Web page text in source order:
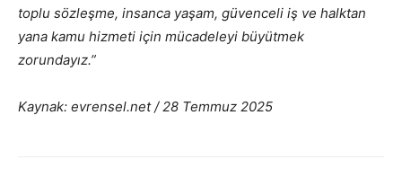
toplu sözleşme, insanca yaşam, güvenceli iş ve halktan
yana kamu hizmeti için mücadeleyi büyütmek
zorundayız.”
Kaynak: evrensel.net / 28 Temmuz 2025